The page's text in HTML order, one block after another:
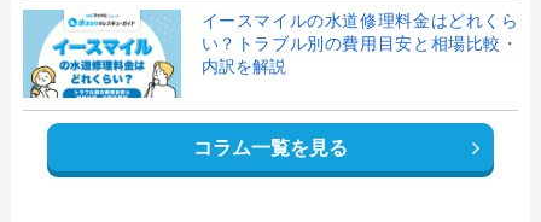
イースマイルの水道修理料金はどれくら
い？トラブル別の費用目安と相場比較・
内訳を解説
コラム一覧を見る